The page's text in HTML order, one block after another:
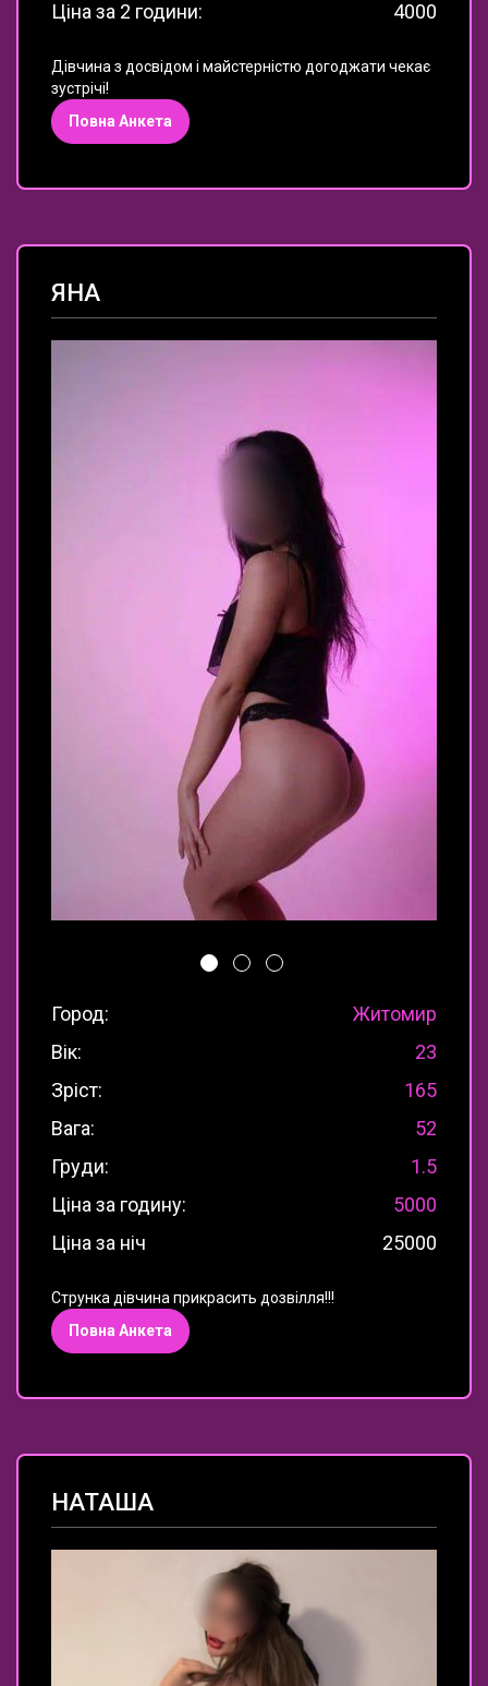
Ціна за 2 години: 4000
Дівчина з досвідом і майстерністю догоджати чекає
зустрічі!
Повна Анкета
ЯНА
Город:
Житомир
Вік:
23
Зріст:
165
Вага:
52
Груди:
1.5
Ціна за годину:
5000
Ціна за ніч
25000
Струнка дівчина прикрасить дозвілля!!!
Повна Анкета
НАТАША